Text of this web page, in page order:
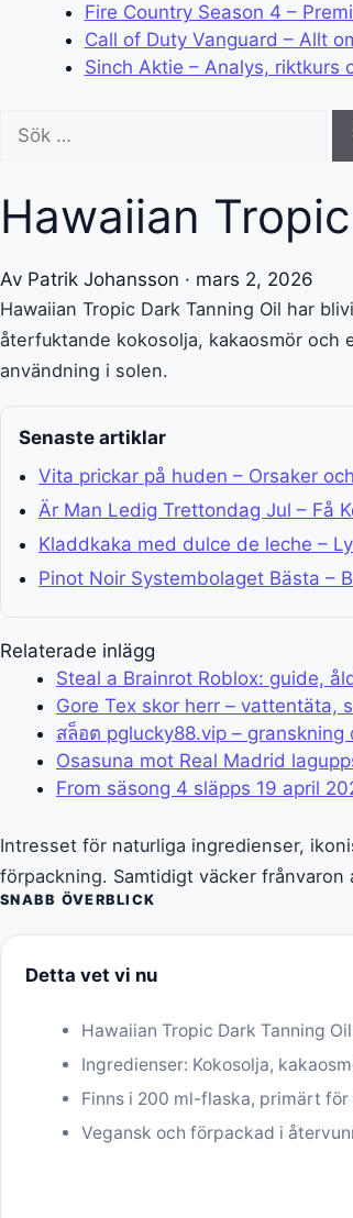
Fire Country Season 4 –
Call of Duty Vanguard – Allt
Sinch Aktie – Analys, riktkurs
efter:
Hawaiian
Av Patrik Johansson · mars 2, 2026
Hawaiian Tropic Dark Tanning Oil har
återfuktande kokosolja, kakaosmör och
användning i solen.
Senaste artiklar
Vita prickar på huden – Orsaker
Är Man Ledig Trettondag Jul – Få
Kladdkaka med dulce de leche –
Pinot Noir Systembolaget Bästa –
Relaterade inlägg
Steal a Brainrot Roblox: guide,
Gore Tex skor herr – vattentäta,
สล็อต pglucky88.vip – granskning
Osasuna mot Real Madrid
From säsong 4 släpps 19 april
Intresset för naturliga ingredienser,
förpackning. Samtidigt väcker
SNABB ÖVERBLICK
Detta vet vi nu
Hawaiian Tropic Dark Tanning
Ingredienser: Kokosolja,
Finns i 200 ml-flaska, primärt för
Vegansk och förpackad i